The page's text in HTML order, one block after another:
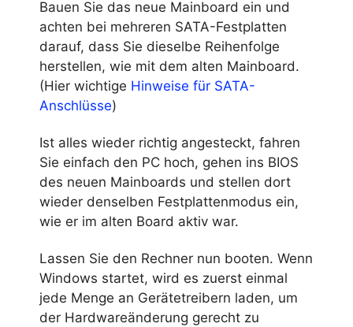
Bauen Sie das neue Mainboard ein und
achten bei mehreren SATA-Festplatten
darauf, dass Sie dieselbe Reihenfolge
herstellen, wie mit dem alten Mainboard.
(Hier wichtige Hinweise für SATA-
Anschlüsse)
Ist alles wieder richtig angesteckt, fahren
Sie einfach den PC hoch, gehen ins BIOS
des neuen Mainboards und stellen dort
wieder denselben Festplattenmodus ein,
wie er im alten Board aktiv war.
Lassen Sie den Rechner nun booten. Wenn
Windows startet, wird es zuerst einmal
jede Menge an Gerätetreibern laden, um
der Hardwareänderung gerecht zu